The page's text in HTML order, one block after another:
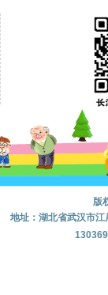
版
地址：湖北省武汉市江